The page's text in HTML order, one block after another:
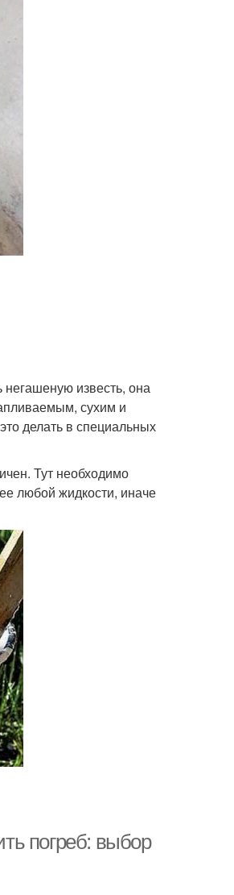
известь, она
сухим и
делать в специальных
Тут необходимо
любой жидкости, иначе
погреб: выбор